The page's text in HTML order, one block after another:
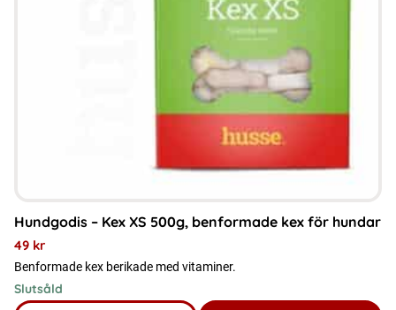
Hundgodis – Kex XS 500g, benformade kex för hundar
49 kr
Benformade kex berikade med vitaminer.
Slutsåld